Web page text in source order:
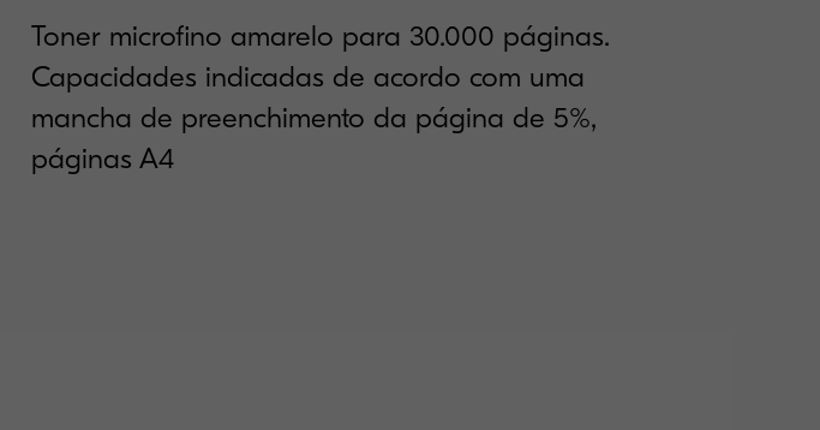
Toner microfino amarelo para 30.000 páginas.
Capacidades indicadas de acordo com uma
mancha de preenchimento da página de 5%,
páginas A4